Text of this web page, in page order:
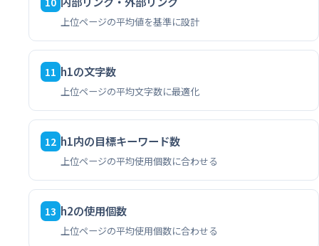
上位ページの平均値を基準に設計
11 h1の文字数
上位ページの平均文字数に最適化
12 h1内の目標キーワード数
上位ページの平均使用個数に合わせる
13 h2の使用個数
上位ページの平均使用個数に合わせる